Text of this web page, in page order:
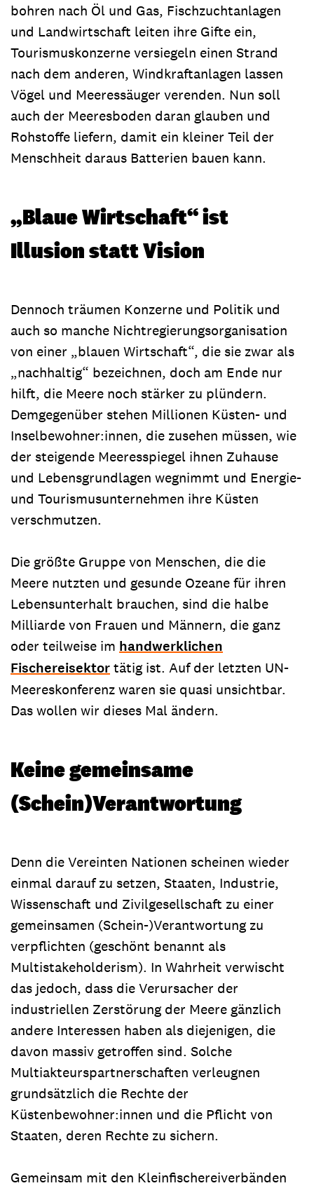
bohren nach Öl und Gas, Fischzuchtanlagen
und Landwirtschaft leiten ihre Gifte ein,
Tourismuskonzerne versiegeln einen Strand
nach dem anderen, Windkraftanlagen lassen
Vögel und Meeressäuger verenden. Nun soll
auch der Meeresboden daran glauben und
Rohstoffe liefern, damit ein kleiner Teil der
Menschheit daraus Batterien bauen kann.
„Blaue Wirtschaft“ ist
Illusion statt Vision
Dennoch träumen Konzerne und Politik und
auch so manche Nichtregierungsorganisation
von einer „blauen Wirtschaft“, die sie zwar als
„nachhaltig“ bezeichnen, doch am Ende nur
hilft, die Meere noch stärker zu plündern.
Demgegenüber stehen Millionen Küsten- und
Inselbewohner:innen, die zusehen müssen, wie
der steigende Meeresspiegel ihnen Zuhause
und Lebensgrundlagen wegnimmt und Energie-
und Tourismusunternehmen ihre Küsten
verschmutzen.
Die größte Gruppe von Menschen, die die
Meere nutzten und gesunde Ozeane für ihren
Lebensunterhalt brauchen, sind die halbe
Milliarde von Frauen und Männern, die ganz
oder teilweise im handwerklichen
Fischereisektortätig ist. Auf der letzten UN-
Meereskonferenz waren sie quasi unsichtbar.
Das wollen wir dieses Mal ändern.
Keine gemeinsame
(Schein)Verantwortung
Denn die Vereinten Nationen scheinen wieder
einmal darauf zu setzen, Staaten, Industrie,
Wissenschaft und Zivilgesellschaft zu einer
gemeinsamen (Schein-)Verantwortung zu
verpflichten (geschönt benannt als
Multistakeholderism). In Wahrheit verwischt
das jedoch, dass die Verursacher der
industriellen Zerstörung der Meere gänzlich
andere Interessen haben als diejenigen, die
davon massiv getroffen sind. Solche
Multiakteurspartnerschaften verleugnen
grundsätzlich die Rechte der
Küstenbewohner:innen und die Pflicht von
Staaten, deren Rechte zu sichern.
Gemeinsam mit den Kleinfischereiverbänden